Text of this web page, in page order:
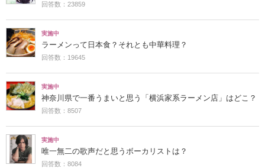
回答数：23859
実施中
ラーメンって日本食？それとも中華料理？
回答数：19645
実施中
神奈川県で一番うまいと思う「横浜家系ラーメン店」はどこ？
回答数：8507
実施中
唯一無二の歌声だと思うボーカリストは？
回答数：8084